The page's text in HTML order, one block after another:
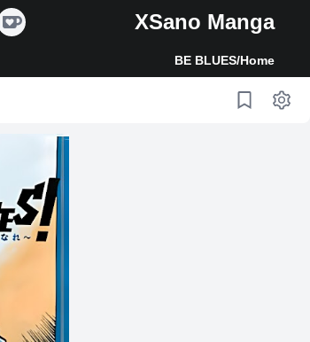
XSano Manga
Home
/
BE BLUES